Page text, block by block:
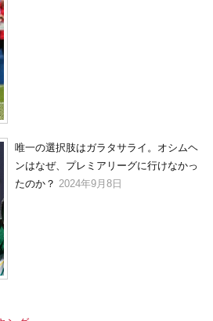
唯一の選択肢はガラタサライ。オシムヘ
ンはなぜ、プレミアリーグに行けなかっ
たのか？ 2024年9月8日